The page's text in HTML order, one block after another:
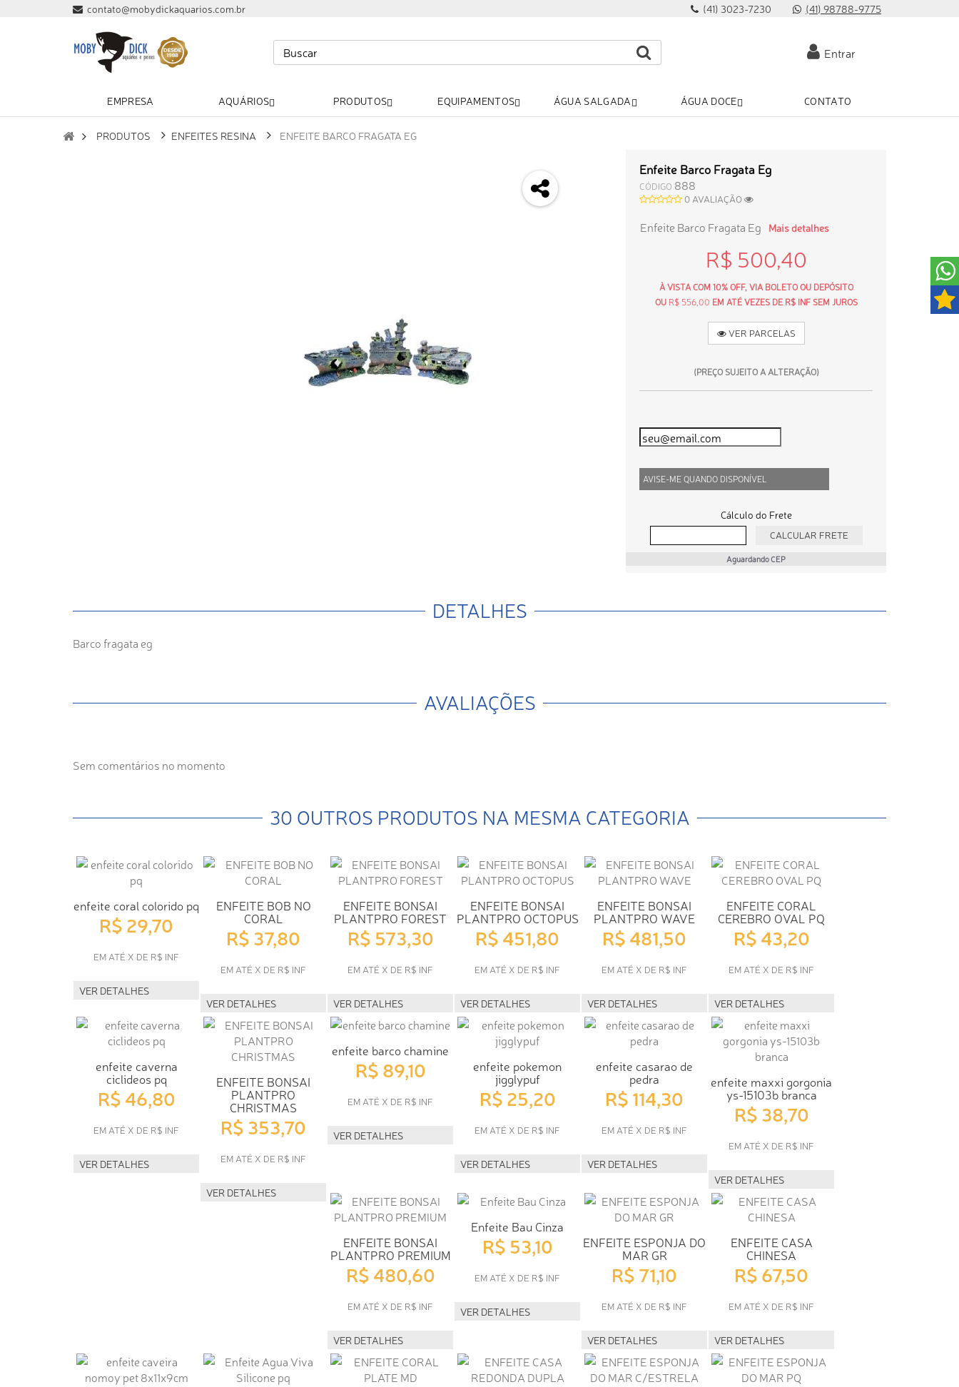
contato@mobydickaquarios.com.br (41) 3023-7230 (41) 98788-9775
Entrar
EMPRESA AQUÁRIOS PRODUTOS EQUIPAMENTOS ÁGUA SALGADA ÁGUA DOCE CONTATO
PRODUTOS ENFEITES RESINA ENFEITE BARCO FRAGATA EG
Enfeite Barco Fragata Eg
CÓDIGO 888
0 AVALIAÇÃO
Enfeite Barco Fragata Eg Mais detalhes
R$ 500,40
À VISTA COM 10% OFF, VIA BOLETO OU DEPÓSITO
OU R$ 556,00 EM ATÉ VEZES DE R$ INF SEM JUROS
VER PARCELAS
(PREÇO SUJEITO A ALTERAÇÃO)
AVISE-ME QUANDO DISPONÍVEL
Cálculo do Frete
Aguardando CEP
DETALHES
Barco fragata eg
AVALIAÇÕES
Sem comentários no momento
30 OUTROS PRODUTOS NA MESMA CATEGORIA
enfeite coral colorido pq
R$ 29,70
EM ATÉ X DE R$ INF
VER DETALHES
ENFEITE BOB NO
CORAL
R$ 37,80
EM ATÉ X DE R$ INF
VER DETALHES
ENFEITE BONSAI
PLANTPRO FOREST
R$ 573,30
EM ATÉ X DE R$ INF
VER DETALHES
ENFEITE BONSAI
PLANTPRO OCTOPUS
R$ 451,80
EM ATÉ X DE R$ INF
VER DETALHES
ENFEITE BONSAI
PLANTPRO WAVE
R$ 481,50
EM ATÉ X DE R$ INF
VER DETALHES
ENFEITE CORAL
CEREBRO OVAL PQ
R$ 43,20
EM ATÉ X DE R$ INF
VER DETALHES
enfeite caverna
ciclideos pq
R$ 46,80
EM ATÉ X DE R$ INF
VER DETALHES
ENFEITE BONSAI
PLANTPRO
CHRISTMAS
R$ 353,70
EM ATÉ X DE R$ INF
VER DETALHES
enfeite barco chamine
R$ 89,10
EM ATÉ X DE R$ INF
VER DETALHES
enfeite pokemon
jigglypuf
R$ 25,20
EM ATÉ X DE R$ INF
VER DETALHES
enfeite casarao de
pedra
R$ 114,30
EM ATÉ X DE R$ INF
VER DETALHES
enfeite maxxi gorgonia
ys-15103b branca
R$ 38,70
EM ATÉ X DE R$ INF
VER DETALHES
ENFEITE BONSAI
PLANTPRO PREMIUM
R$ 480,60
EM ATÉ X DE R$ INF
VER DETALHES
Enfeite Bau Cinza
R$ 53,10
EM ATÉ X DE R$ INF
VER DETALHES
ENFEITE ESPONJA DO
MAR GR
R$ 71,10
EM ATÉ X DE R$ INF
VER DETALHES
ENFEITE CASA
CHINESA
R$ 67,50
EM ATÉ X DE R$ INF
VER DETALHES